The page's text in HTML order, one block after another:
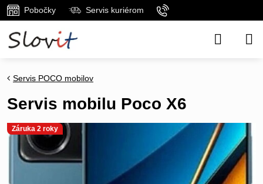
Pobočky Servis kuriérom
Záruka 2 roky
Servis POCO mobilov
Servis mobilu Poco X6